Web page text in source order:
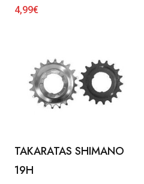
4,99€
TAKARATAS SHIMANO
19H